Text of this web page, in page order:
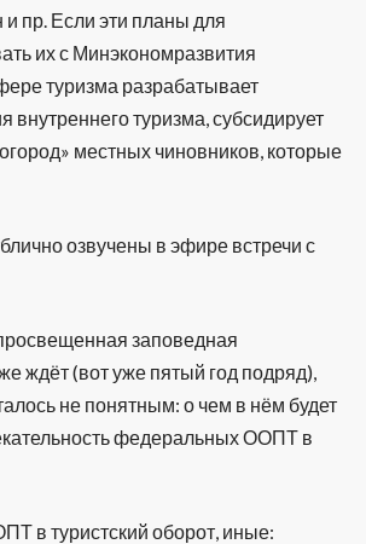
пр. Если эти планы для
их с Минэкономразвития
туризма разрабатывает
туризма, субсидирует
местных чиновников, которые
озвучены в эфире встречи с
заповедная
ждёт (вот уже пятый год подряд),
не понятным: о чем в нём будет
федеральных ООПТ в
в туристский оборот, иные: